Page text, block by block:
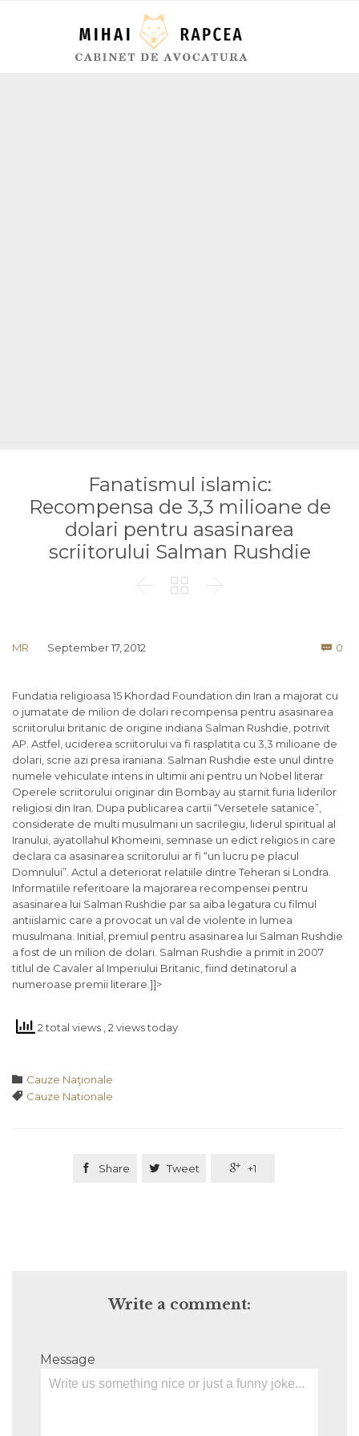
Fanatismul islamic:
Recompensa de 3,3 milioane de
dolari pentru asasinarea
scriitorului Salman Rushdie
  
MR September 17, 2012  0
Fundatia religioasa 15 Khordad Foundation din Iran a majorat cu
o jumatate de milion de dolari recompensa pentru asasinarea
scriitorului britanic de origine indiana Salman Rushdie, potrivit
AP. Astfel, uciderea scriitorului va fi rasplatita cu 3,3 milioane de
dolari, scrie azi presa iraniana. Salman Rushdie este unul dintre
numele vehiculate intens in ultimii ani pentru un Nobel literar
Operele scriitorului originar din Bombay au starnit furia liderilor
religiosi din Iran. Dupa publicarea cartii “Versetele satanice”,
considerate de multi musulmani un sacrilegiu, liderul spiritual al
Iranului, ayatollahul Khomeini, semnase un edict religios in care
declara ca asasinarea scriitorului ar fi “un lucru pe placul
Domnului”. Actul a deteriorat relatiile dintre Teheran si Londra.
Informatiile referitoare la majorarea recompensei pentru
asasinarea lui Salman Rushdie par sa aiba legatura cu filmul
antiislamic care a provocat un val de violente in lumea
musulmana. Initial, premiul pentru asasinarea lui Salman Rushdie
a fost de un milion de dolari. Salman Rushdie a primit in 2007
titlul de Cavaler al Imperiului Britanic, fiind detinatorul a
numeroase premii literare.]]>
2 total views , 2 views today
 Category
Cauze Naţionale
 Tags
Cauze Nationale
 Share  Tweet  +1
Write a comment:
Message